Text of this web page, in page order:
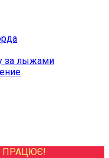
за лыжами
ПРАЦЮЄ!